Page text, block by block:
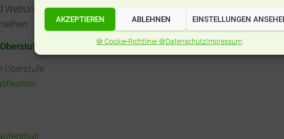
AKZEPTIEREN ABLEHNEN EINSTELLUNGEN
🍪 Cookie-Richtlinie 🍪DatenschutzImpressum
können Sie den Klausuren-,
Oberstufe